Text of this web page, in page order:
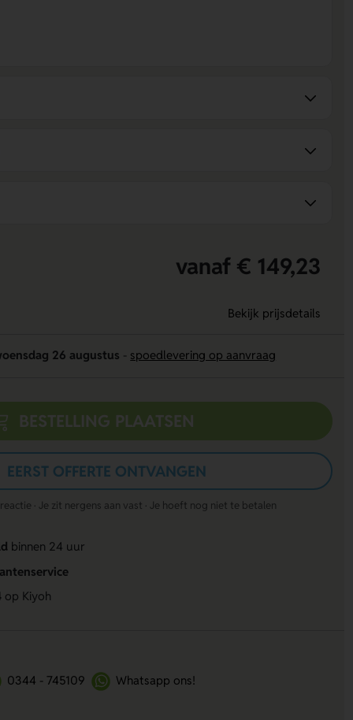
vanaf € 149,23
Bekijk prijsdetails
26 augustus spoedlevering op aanvraag
BESTELLING PLAATSEN
EERST OFFERTE ONTVANGEN
· Je zit nergens aan vast · Je hoeft nog niet te betalen
binnen 24 uur
op Kiyoh
0344 - 745109 Whatsapp ons!